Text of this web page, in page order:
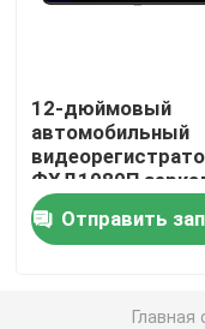
Автомобильный
GPS-
12-дюймовый
автомобильный
ФХД1080П
заднего вида
4Г навигация
ГПС автомобиля
Отправить
Главная